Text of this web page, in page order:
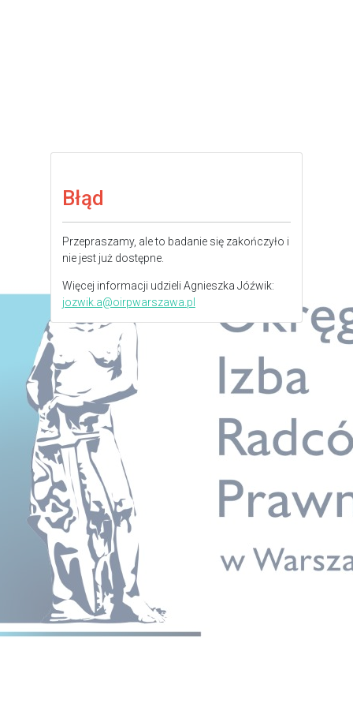
Błąd
Przepraszamy, ale to badanie się zakończyło i
nie jest już dostępne.
Więcej informacji udzieli Agnieszka Jóźwik:
jozwik.a@oirpwarszawa.pl